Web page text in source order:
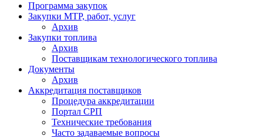
Программа закупок
Закупки МТР, работ, услуг
Архив
Закупки топлива
Архив
Поставщикам технологического топлива
Документы
Архив
Аккредитация поставщиков
Процедура аккредитации
Портал СРП
Технические требования
Часто задаваемые вопросы